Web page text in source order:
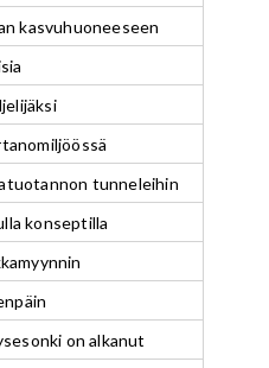
kasvuhuoneeseen
tunneleihin
konseptilla
on alkanut